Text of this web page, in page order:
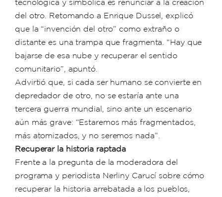
tecnológica y simbólica es renunciar a la creación
del otro. Retomando a Enrique Dussel, explicó
que la “invención del otro” como extraño o
distante es una trampa que fragmenta. “Hay que
bajarse de esa nube y recuperar el sentido
comunitario”, apuntó.
Advirtió que, si cada ser humano se convierte en
depredador de otro, no se estaría ante una
tercera guerra mundial, sino ante un escenario
aún más grave: “Estaremos más fragmentados,
más atomizados, y no seremos nada”.
Recuperar la historia raptada
Frente a la pregunta de la moderadora del
programa y periodista Nerliny Carucí sobre cómo
recuperar la historia arrebatada a los pueblos,